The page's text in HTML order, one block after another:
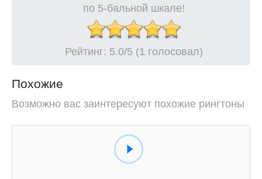
по 5-бальной шкале!
Рейтинг: 5.0/5 (1 голосовал)
Похожие
Возможно вас заинтересуют похожие рингтоны